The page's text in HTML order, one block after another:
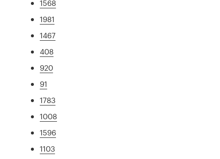
1568
1981
1467
408
920
91
1783
1008
1596
1103